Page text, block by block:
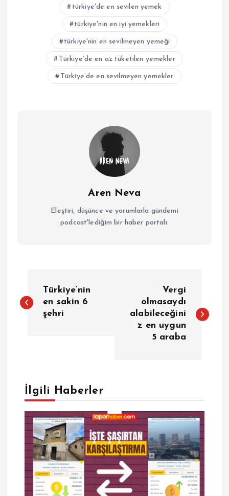
türkiye'de en sevilen yemek
türkiye'nin en iyi yemekleri
türkiye'nin en sevilmeyen yemeği
Türkiye’de en az tüketilen yemekler
Türkiye’de en sevilmeyen yemekler
Aren Neva
Eleştiri, düşünce ve yorumlarla gündemi
podcast'lediğim bir haber portalı.
a
g
e
z
n
Türkiye’nin
en sakin 6
şehri
Vergi
olmasaydı
alabileceğini
z en uygun
5 araba
İlgili Haberler